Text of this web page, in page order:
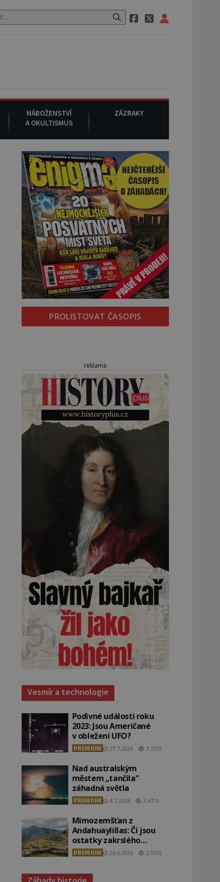
původu. : Na americké městečko
NÁBOŽENSTVÍ
A OKULTISMUS
ZÁZRAKY
PROLISTOVAT ČASOPIS
reklama
Vesmír a technologie
Podivné události roku
2023: Jsou Američané
v obležení UFO?
PREMIUM 27.7.2026 3.5TIS
Nad australským
městem „tančila“
záhadná světla
PREMIUM 4.7.2026 3.4TIS
Mimozemšťan z
Andahuaylillas: Čí jsou
ostatky zakrslého
stvoření s ohromnou
lebkou?
PREMIUM 26.6.2026 2.9TIS